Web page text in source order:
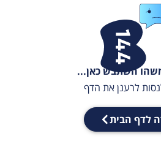
השתבש כאן...
לרענן את הדף
לדף הבית